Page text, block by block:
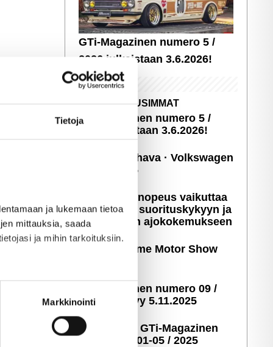
Tietoja
ja lukemaan tietoa
mittauksia, saada
ja mihin tarkoituksiin.
Markkinointi
GTi-Magazinen numero 5 /
2026 julkaistaan 3.6.2026!
UUSIMMAT
GTi-Magazinen numero 5 /
2026 julkaistaan 3.6.2026!
Sopivasti Lihava · Volkswagen
Kleinbus '75
Miten latausnopeus vaikuttaa
sähköauton suori­tus­ky­kyyn ja
päivittäiseen ajoko­ke­muk­seen
Kuvia: X-treme Motor Show
GTi-Magazinen numero 09 /
2025 ilmestyy 5.11.2025
Taustakuvia GTi-Magazinen
numeroista 01-05 / 2025